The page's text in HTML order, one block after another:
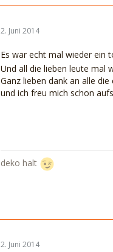
2. Juni 2014
Es war echt mal wieder ein
Und all die lieben leute mal
Ganz lieben dank an alle
und ich freu mich schon
deko halt
2. Juni 2014